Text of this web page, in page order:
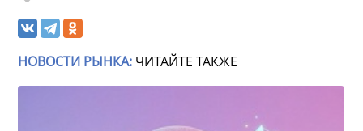
НОВОСТИ РЫНКА: ЧИТАЙТЕ ТАКЖЕ